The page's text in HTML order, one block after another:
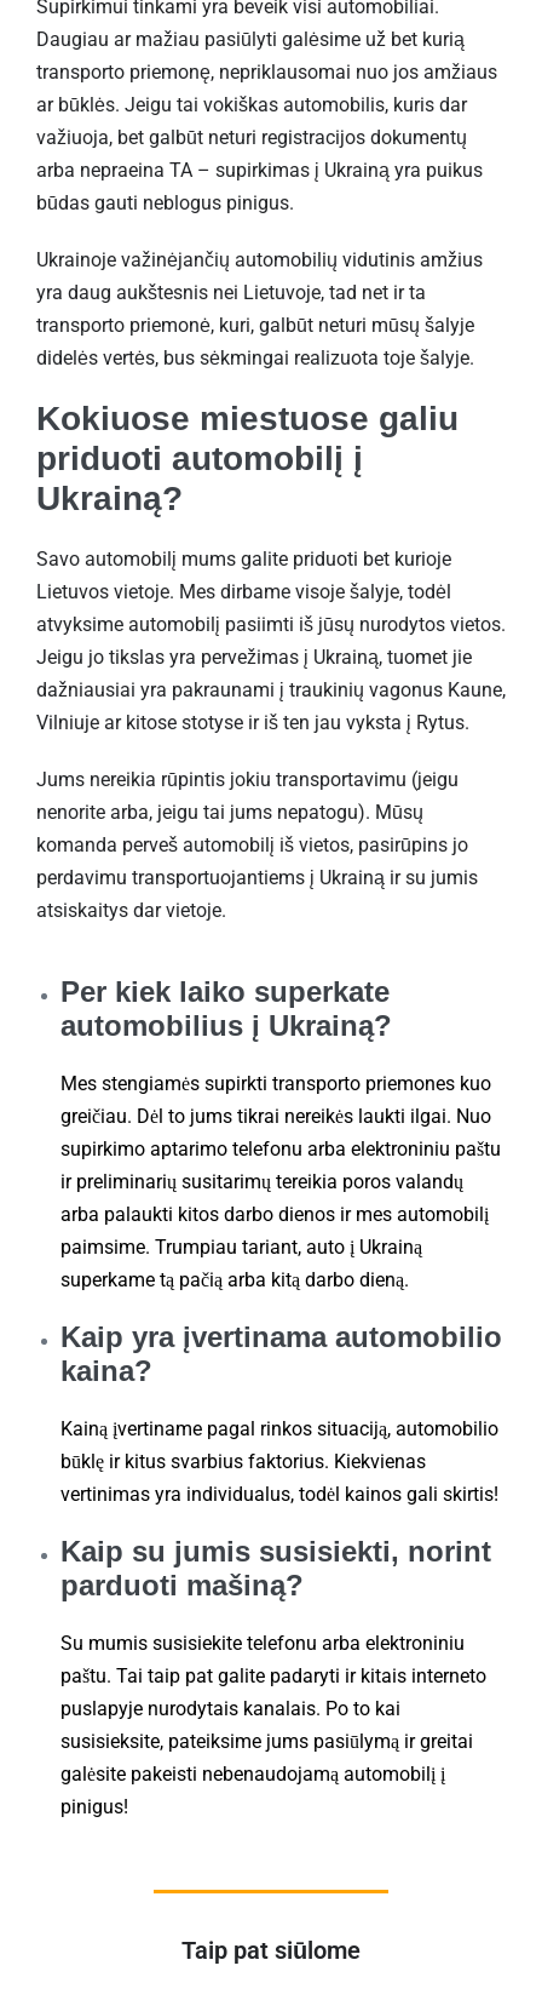
Supirkimui tinkami yra beveik visi automobiliai.
Daugiau ar mažiau pasiūlyti galėsime už bet kurią
transporto priemonę, nepriklausomai nuo jos amžiaus
ar būklės. Jeigu tai vokiškas automobilis, kuris dar
važiuoja, bet galbūt neturi registracijos dokumentų
arba nepraeina TA – supirkimas į Ukrainą yra puikus
būdas gauti neblogus pinigus.
Ukrainoje važinėjančių automobilių vidutinis amžius
yra daug aukštesnis nei Lietuvoje, tad net ir ta
transporto priemonė, kuri, galbūt neturi mūsų šalyje
didelės vertės, bus sėkmingai realizuota toje šalyje.
Kokiuose miestuose galiu
priduoti automobilį į
Ukrainą?
Savo automobilį mums galite priduoti bet kurioje
Lietuvos vietoje. Mes dirbame visoje šalyje, todėl
atvyksime automobilį pasiimti iš jūsų nurodytos vietos.
Jeigu jo tikslas yra pervežimas į Ukrainą, tuomet jie
dažniausiai yra pakraunami į traukinių vagonus Kaune,
Vilniuje ar kitose stotyse ir iš ten jau vyksta į Rytus.
Jums nereikia rūpintis jokiu transportavimu (jeigu
nenorite arba, jeigu tai jums nepatogu). Mūsų
komanda perveš automobilį iš vietos, pasirūpins jo
perdavimu transportuojantiems į Ukrainą ir su jumis
atsiskaitys dar vietoje.
Per kiek laiko superkate
automobilius į Ukrainą?
Mes stengiamės supirkti transporto priemones kuo
greičiau. Dėl to jums tikrai nereikės laukti ilgai. Nuo
supirkimo aptarimo telefonu arba elektroniniu paštu
ir preliminarių susitarimų tereikia poros valandų
arba palaukti kitos darbo dienos ir mes automobilį
paimsime. Trumpiau tariant, auto į Ukrainą
superkame tą pačią arba kitą darbo dieną.
Kaip yra įvertinama automobilio
kaina?
Kainą įvertiname pagal rinkos situaciją, automobilio
būklę ir kitus svarbius faktorius. Kiekvienas
vertinimas yra individualus, todėl kainos gali skirtis!
Kaip su jumis susisiekti, norint
parduoti mašiną?
Su mumis susisiekite telefonu arba elektroniniu
paštu. Tai taip pat galite padaryti ir kitais interneto
puslapyje nurodytais kanalais. Po to kai
susisieksite, pateiksime jums pasiūlymą ir greitai
galėsite pakeisti nebenaudojamą automobilį į
pinigus!
Taip pat siūlome